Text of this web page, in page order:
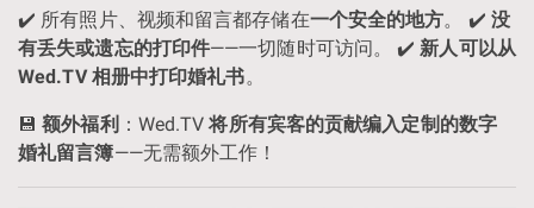
✔️ 所有照片、视频和留言都存储在一个安全的地方。 ✔️ 没
有丢失或遗忘的打印件——一切随时可访问。 ✔️ 新人可以从
Wed.TV 相册中打印婚礼书。
💾额外福利 ：Wed.TV将所有宾客的贡献编入定制的数字
婚礼留言簿——无需额外工作！